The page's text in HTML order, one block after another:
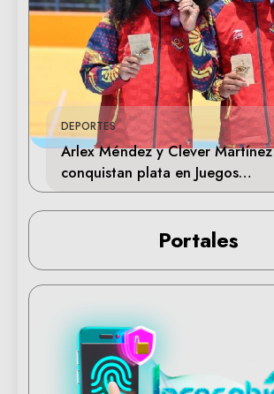
DEPORTES
Arlex Méndez y Clever Martínez
conquistan plata en Juegos
Centroamericanos 2026
Portales